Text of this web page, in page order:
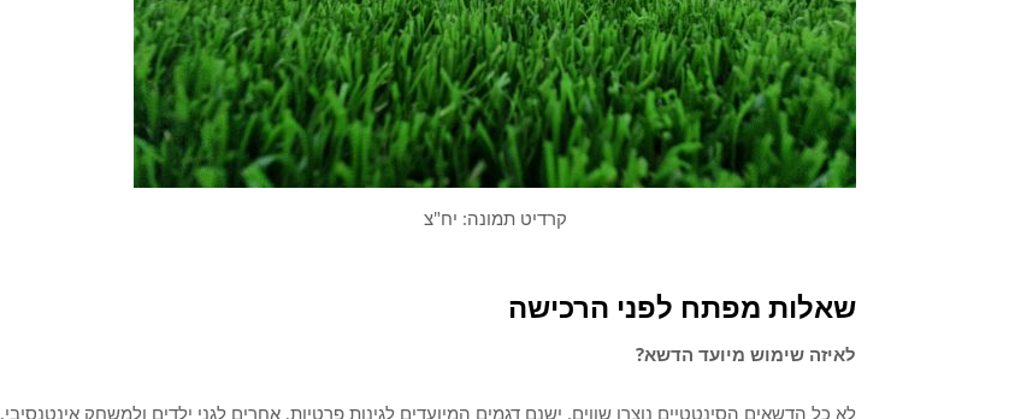
קרדיט תמונה: יח"צ
שאלות מפתח לפני הרכישה
לאיזה שימוש מיועד הדשא?
לא כל הדשאים הסינטטיים נוצרו שווים. ישנם דגמים המיועדים לגינות פרטיות, אחרים לגני ילדים ולמשחק אינטנסיבי,